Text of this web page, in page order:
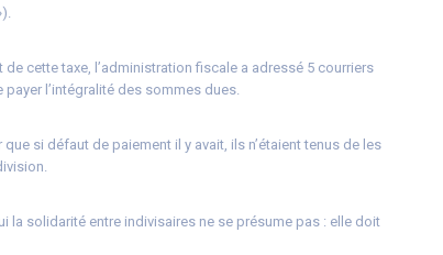
cette taxe, l’administration fiscale a adressé 5 courriers
l’intégralité des sommes dues.
si défaut de paiement il y avait, ils n’étaient tenus de les
la solidarité entre indivisaires ne se présume pas : elle doit